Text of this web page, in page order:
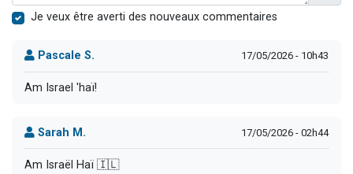
Je veux être averti des nouveaux commentaires
Pascale S. 17/05/2026 - 10h43
Am Israel 'haï!
Sarah M. 17/05/2026 - 02h44
Am Israël Haï 🇮🇱